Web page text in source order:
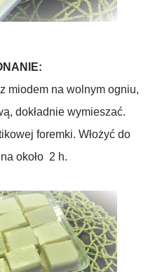
dokładnie wymieszać.
foremki. Włożyć do
około 2 h.